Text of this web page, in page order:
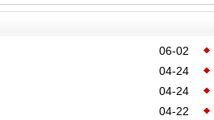
06-02
04-24
04-24
04-22